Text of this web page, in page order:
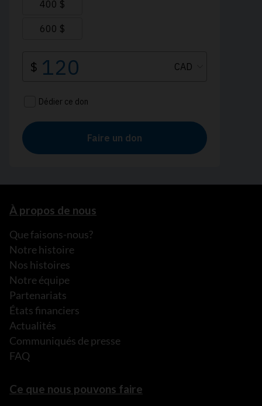
À propos de nous
Que faisons-nous?
Notre histoire
Nos histoires
Notre équipe
Partenariats
États financiers
Actualités
Communiqués de presse
FAQ
Ce que nous pouvons faire